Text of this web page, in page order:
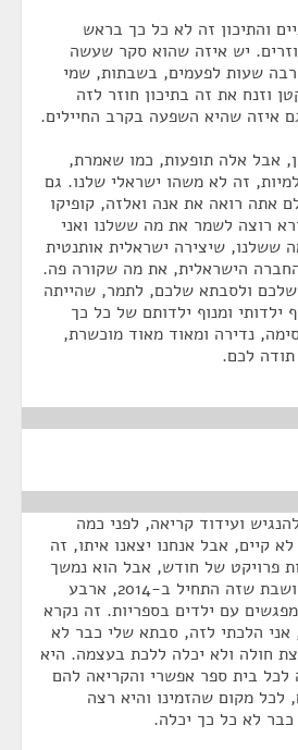
והתיכון זה לא כל כך בראש
יש איזה שהוא סקר שעשה
שעות לפעמים, בשבתות, שמי
וזנח את זה בתיכון חוזר לזה
איזה שהיא השפעה בקרב החיילים.
אבל אלה תופעות, כמו שאמרת,
זה לא משהו ישראלי שלנו. גם
אתה רואה את אנה ואלזה, קופיקו
רוצה לשמר את מה ששלנו ואני
ששלנו, שיצירה ישראלית אותנטית
הישראלית, את מה שקורה פה.
ולסבתא שלכם, לתמר, שהייתה
ילדותי ומנוף ילדותם של כל כך
נדירה ומאוד מאוד מוכשרת,
תודה לכם.
ועידוד קריאה, לפני כמה
קיים, אבל אנחנו יצאנו איתו, זה
פרויקט של חודש, אבל הוא נמשך
כמעט חמש שנים, אני חושבת שזה התחיל ב-2014, ארבע
עם ילדים בספריות. זה נקרא
אני הלכתי לזה, סבתא שלי כבר לא
חולה ולא יכלה ללכת בעצמה. היא
בית ספר אפשרי והקריאה להם
לכל מקום שהזמינו והיא רצה
לא כל כך יכלה.